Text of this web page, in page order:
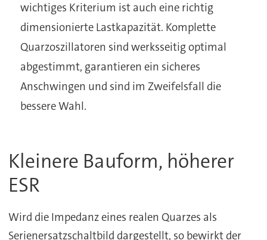
wichtiges Kriterium ist auch eine richtig
dimensionierte Lastkapazität. Komplette
Quarzoszillatoren sind werksseitig optimal
abgestimmt, garantieren ein sicheres
Anschwingen und sind im Zweifelsfall die
bessere Wahl.
Kleinere Bauform, höherer
ESR
Wird die Impedanz eines realen Quarzes als
Serienersatzschaltbild dargestellt, so bewirkt der